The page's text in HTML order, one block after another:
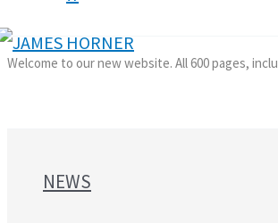
Welcome to our new website. All 600 pages,
NEWS